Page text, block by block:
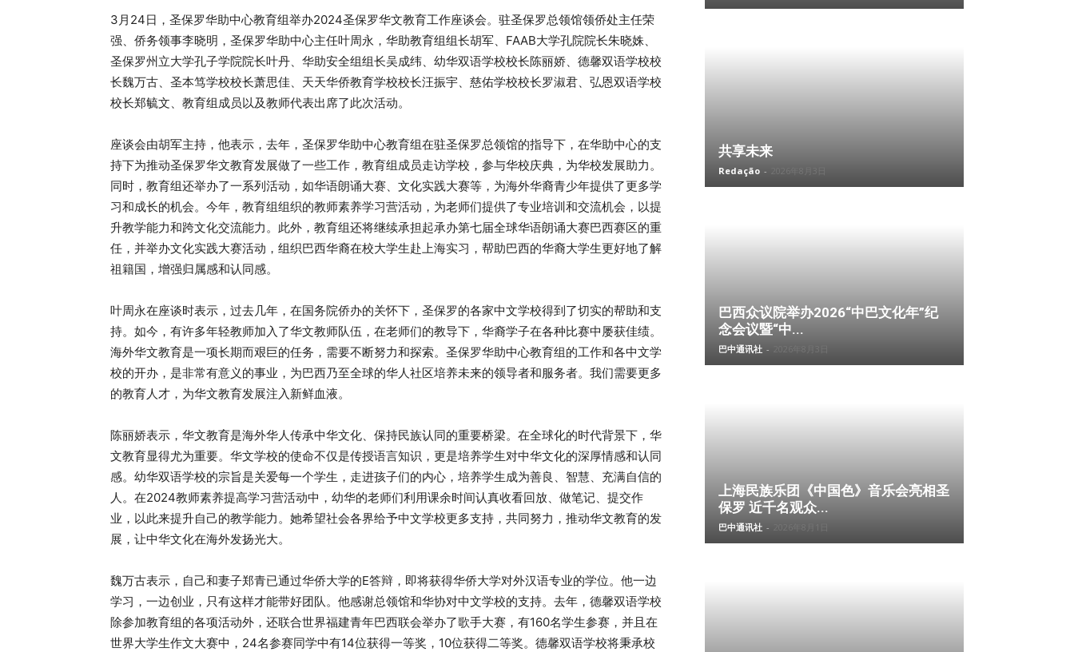
3月24日，圣保罗华助中心教育组举办2024圣保罗华文教育工作座谈会。驻圣保罗总领馆领侨处主任荣
强、侨务领事李晓明，圣保罗华助中心主任叶周永，华助教育组组长胡军、FAAB大学孔院院长朱晓姝、
圣保罗州立大学孔子学院院长叶丹、华助安全组组长吴成纬、幼华双语学校校长陈丽娇、德馨双语学校校
长魏万古、圣本笃学校校长萧思佳、天天华侨教育学校校长汪振宇、慈佑学校校长罗淑君、弘恩双语学校
校长郑毓文、教育组成员以及教师代表出席了此次活动。
座谈会由胡军主持，他表示，去年，圣保罗华助中心教育组在驻圣保罗总领馆的指导下，在华助中心的支
持下为推动圣保罗华文教育发展做了一些工作，教育组成员走访学校，参与华校庆典，为华校发展助力。
同时，教育组还举办了一系列活动，如华语朗诵大赛、文化实践大赛等，为海外华裔青少年提供了更多学
习和成长的机会。今年，教育组组织的教师素养学习营活动，为老师们提供了专业培训和交流机会，以提
升教学能力和跨文化交流能力。此外，教育组还将继续承担起承办第七届全球华语朗诵大赛巴西赛区的重
任，并举办文化实践大赛活动，组织巴西华裔在校大学生赴上海实习，帮助巴西的华裔大学生更好地了解
祖籍国，增强归属感和认同感。
叶周永在座谈时表示，过去几年，在国务院侨办的关怀下，圣保罗的各家中文学校得到了切实的帮助和支
持。如今，有许多年轻教师加入了华文教师队伍，在老师们的教导下，华裔学子在各种比赛中屡获佳绩。
海外华文教育是一项长期而艰巨的任务，需要不断努力和探索。圣保罗华助中心教育组的工作和各中文学
校的开办，是非常有意义的事业，为巴西乃至全球的华人社区培养未来的领导者和服务者。我们需要更多
的教育人才，为华文教育发展注入新鲜血液。
陈丽娇表示，华文教育是海外华人传承中华文化、保持民族认同的重要桥梁。在全球化的时代背景下，华
文教育显得尤为重要。华文学校的使命不仅是传授语言知识，更是培养学生对中华文化的深厚情感和认同
感。幼华双语学校的宗旨是关爱每一个学生，走进孩子们的内心，培养学生成为善良、智慧、充满自信的
人。在2024教师素养提高学习营活动中，幼华的老师们利用课余时间认真收看回放、做笔记、提交作
业，以此来提升自己的教学能力。她希望社会各界给予中文学校更多支持，共同努力，推动华文教育的发
展，让中华文化在海外发扬光大。
魏万古表示，自己和妻子郑青已通过华侨大学的E答辩，即将获得华侨大学对外汉语专业的学位。他一边
学习，一边创业，只有这样才能带好团队。他感谢总领馆和华协对中文学校的支持。去年，德馨双语学校
除参加教育组的各项活动外，还联合世界福建青年巴西联会举办了歌手大赛，有160名学生参赛，并且在
世界大学生作文大赛中，24名参赛同学中有14位获得一等奖，10位获得二等奖。德馨双语学校将秉承校
共享未来
Redação -
巴西众议院举办2026“中巴文化年”纪
念会议暨“中...
巴中通讯社 -
上海民族乐团《中国色》音乐会亮相圣
保罗 近千名观众...
巴中通讯社 -